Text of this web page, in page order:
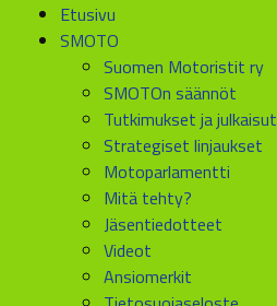
Etusivu
SMOTO
Suomen Motoristit ry
SMOTOn säännöt
Tutkimukset ja julkaisut
Strategiset linjaukset
Motoparlamentti
Mitä tehty?
Jäsentiedotteet
Videot
Ansiomerkit